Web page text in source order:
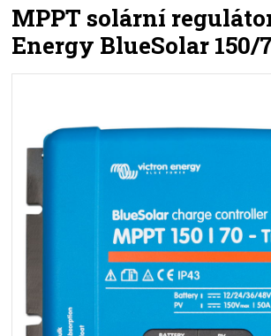
MPPT solární
Energy BlueSolar 150/